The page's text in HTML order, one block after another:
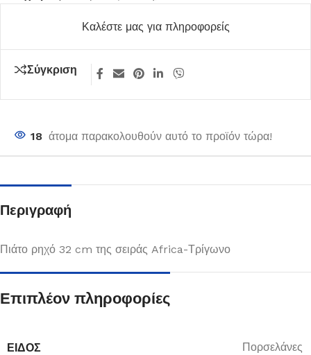
Καλέστε μας για πληροφορείς
Σύγκριση
18 άτομα παρακολουθούν αυτό το προϊόν τώρα!
Περιγραφή
Πιάτο ρηχό 32 cm της σειράς Africa-Τρίγωνο
Επιπλέον πληροφορίες
ΕΊΔΟΣ Πορσελάνες